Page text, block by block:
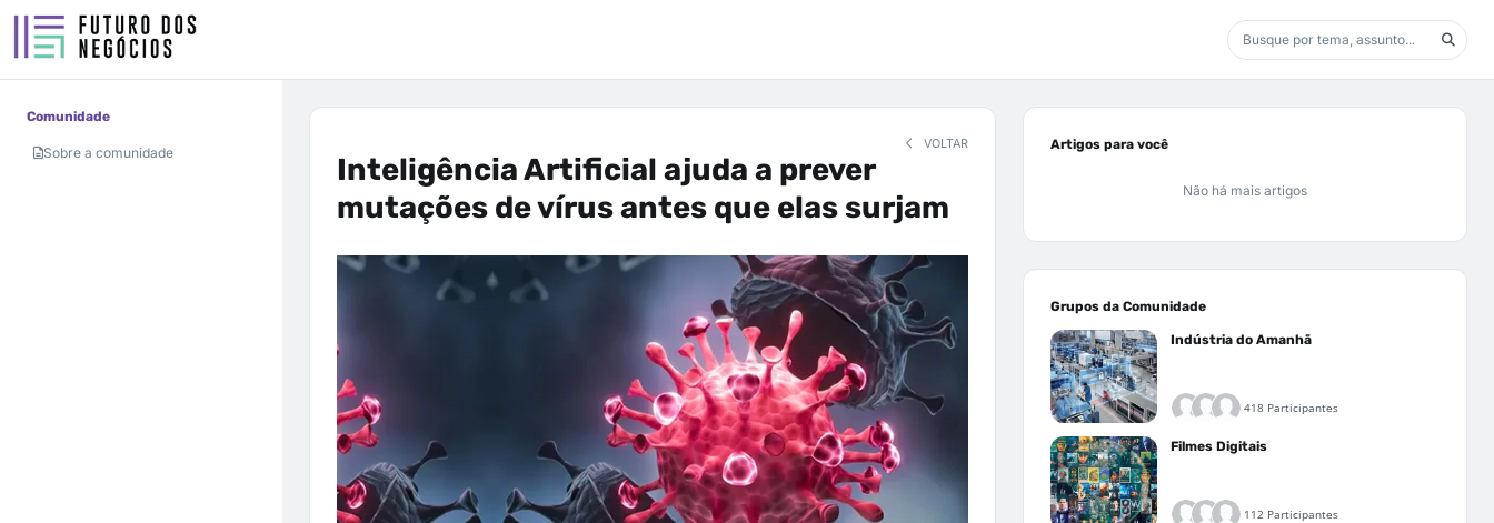
Comunidade
Sobre a comunidade
VOLTAR
Inteligência Artificial ajuda a prever
mutações de vírus antes que elas surjam
Artigos para você
Não há mais artigos
Grupos da Comunidade
Indústria do Amanhã
418 Participantes
Filmes Digitais
112 Participantes